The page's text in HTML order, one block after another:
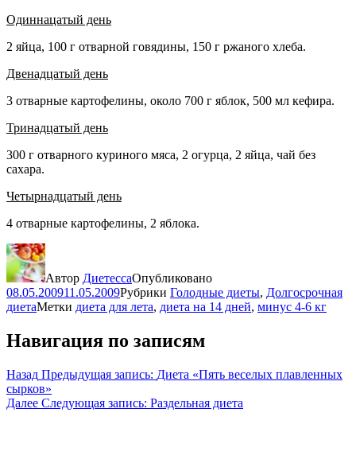
Одиннацатый день
2 яйца, 100 г отварной говядины, 150 г ржаного хлеба.
Двенадцатый день
3 отварные картофелины, около 700 г яблок, 500 мл ке­фира.
Тринадцатый день
300 г отварного куриного мяса, 2 огурца, 2 яйца, чай без
сахара.
Четырнадцатый день
4 отварные картофелины, 2 яблока.
Автор ДиетессаОпубликовано
08.05.200911.05.2009Рубрики Голодные диеты, Долгосрочная
диетаМетки диета для лета, диета на 14 дней, минус 4-6 кг
Навигация по записям
Назад Предыдущая запись: Диета «Пять веселых плавленных
сырков»
Далее Следующая запись: Раздельная диета